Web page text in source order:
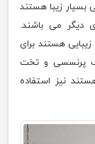
زیبا هستند
دیگر می باشند.
هستند برای
پرنسسی و تخت
نیز استفاده